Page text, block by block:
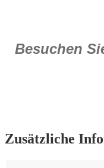
Besuchen
Zusätzliche